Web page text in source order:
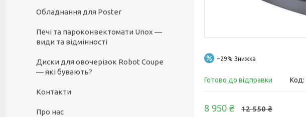
–29%
Готово до відправки Код:
12 550 ₴
8 950 ₴
Обладнання для Poster
Печі та пароконвектомати Unox —
види та відмінності
Диски для овочерізок Robot Coupe
— які бувають?
Контакти
Про нас